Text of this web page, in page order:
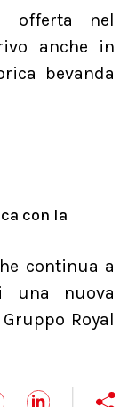
offerta nel
anche in
bevanda
con la
continua a
una nuova
Royal